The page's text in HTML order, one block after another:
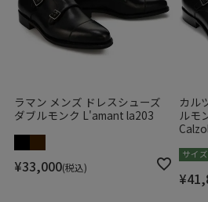
ラマン メンズ ドレスシューズ
ダブルモンク L'amant la203
¥33,000 税込
カル
ルモ
サイ
¥